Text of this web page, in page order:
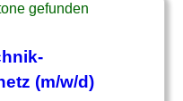
gefunden
(m/w/d)